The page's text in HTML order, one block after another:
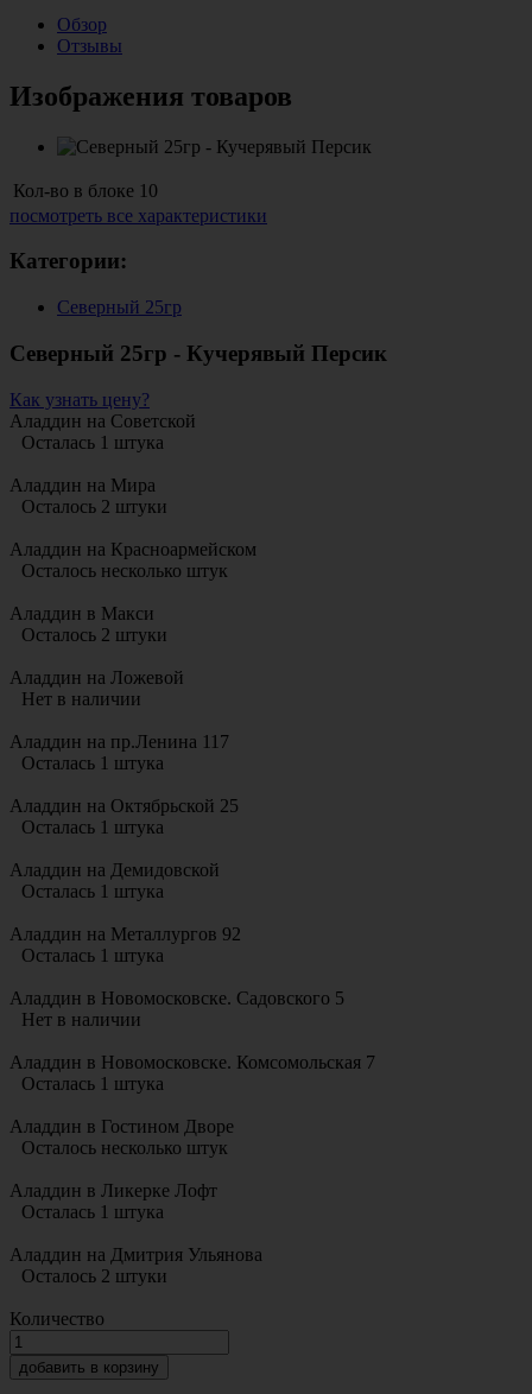
Обзор
Отзывы
Изображения товаров
Кол-во в блоке 10
посмотреть все характеристики
Категории:
Северный 25гр
Северный 25гр - Кучерявый Персик
Как узнать цену?
Аладдин на Советской
Осталась 1 штука
Аладдин на Мира
Осталось 2 штуки
Аладдин на Красноармейском
Осталось несколько штук
Аладдин в Макси
Осталось 2 штуки
Аладдин на Ложевой
Нет в наличии
Аладдин на пр.Ленина 117
Осталась 1 штука
Аладдин на Октябрьской 25
Осталась 1 штука
Аладдин на Демидовской
Осталась 1 штука
Аладдин на Металлургов 92
Осталась 1 штука
Аладдин в Новомосковске. Садовского 5
Нет в наличии
Аладдин в Новомосковске. Комсомольская 7
Осталась 1 штука
Аладдин в Гостином Дворе
Осталось несколько штук
Аладдин в Ликерке Лофт
Осталась 1 штука
Аладдин на Дмитрия Ульянова
Осталось 2 штуки
Количество
добавить в корзину